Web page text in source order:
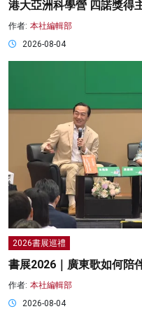
港大亞洲科學營 四諾獎得
作者: 本社編輯部
2026-08-04
2026書展巡禮
書展2026｜廣東歌如何陪
作者: 本社編輯部
2026-08-04